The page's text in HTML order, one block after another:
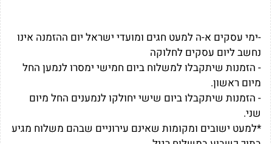
-ימי עסקים א-ה למעט חגים ומועדי ישראל יום ההזמנה אינו
נחשב ליום עסקים לחלוקה
- הזמנות שיתקבלו למשלוח ביום חמישי ימסרו לנמען החל
מיום ראשון.
- הזמנות שיתקבלו ביום שישי יחולקו לנמענים החל מיום
שני.
*למעט ישובים ומקומות שאינם עירוניים שבהם משלוח מגיע